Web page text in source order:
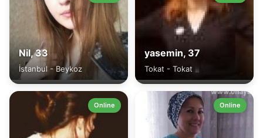
Nil, 33
İstanbul - Beykoz
yasemin, 37
Tokat - Tokat
Online Online